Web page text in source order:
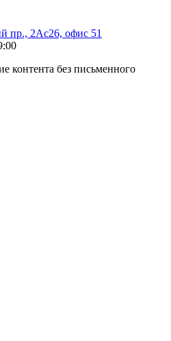
пр., 2Ас26, офис 51
контента без письменного